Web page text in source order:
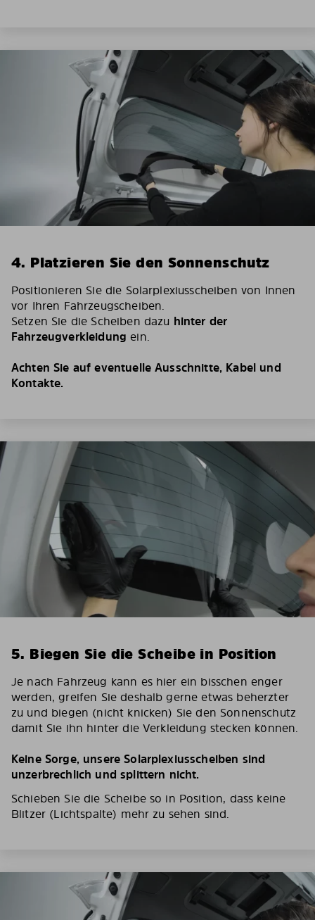
4. Platzieren Sie den Sonnenschutz
Positionieren Sie die Solarplexiusscheiben von Innen
vor Ihren Fahrzeugscheiben.
Setzen Sie die Scheiben dazu hinter der
Fahrzeugverkleidung ein.
Achten Sie auf eventuelle Ausschnitte, Kabel und
Kontakte.
5. Biegen Sie die Scheibe in Position
Je nach Fahrzeug kann es hier ein bisschen enger
werden, greifen Sie deshalb gerne etwas beherzter
zu und biegen (nicht knicken) Sie den Sonnenschutz
damit Sie ihn hinter die Verkleidung stecken können.
Keine Sorge, unsere Solarplexiusscheiben sind
unzerbrechlich und splittern nicht.
Schieben Sie die Scheibe so in Position, dass keine
Blitzer (Lichtspalte) mehr zu sehen sind.